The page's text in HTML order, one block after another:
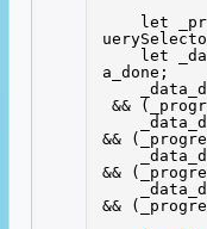
let
let
a_done;
&&
&&
&&
&&